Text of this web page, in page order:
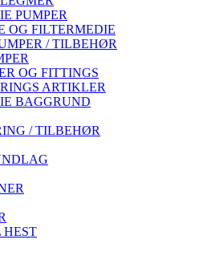
PUMPER
OG FILTERMEDIE
/ TILBEHØR
OG FITTINGS
ARTIKLER
BAGGRUND
/ TILBEHØR